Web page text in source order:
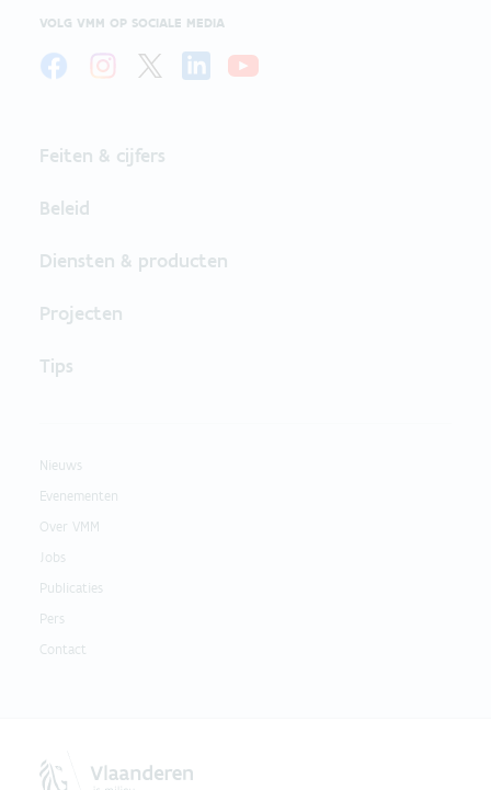
VOLG VMM OP SOCIALE MEDIA
Feiten & cijfers
Beleid
Diensten & producten
Projecten
Tips
Nieuws
Evenementen
Over VMM
Jobs
Publicaties
Pers
Contact